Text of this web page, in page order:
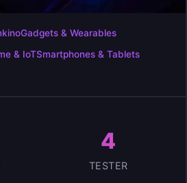
Gadgets & Wearables
& IoTSmartphones & Tablets
4
TESTER